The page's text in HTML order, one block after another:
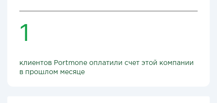
1
клиентов Portmone оплатили счет этой компании
в прошлом месяце